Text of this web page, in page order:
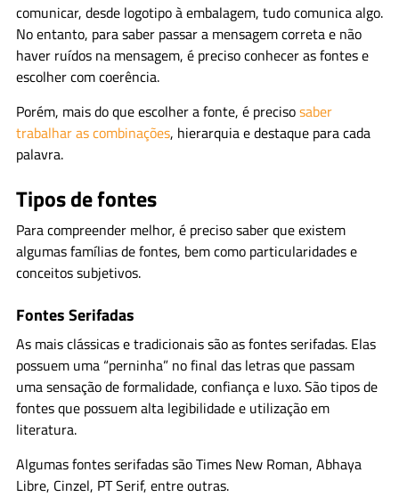
comunicar, desde logotipo à embalagem, tudo comunica algo.
No entanto, para saber passar a mensagem correta e não
haver ruídos na mensagem, é preciso conhecer as fontes e
escolher com coerência.
Porém, mais do que escolher a fonte, é precisosaber
trabalhar as combinações, hierarquia e destaque para cada
palavra.
Tipos de fontes
Para compreender melhor, é preciso saber que existem
algumas famílias de fontes, bem como particularidades e
conceitos subjetivos.
Fontes Serifadas
As mais clássicas e tradicionais são as fontes serifadas. Elas
possuem uma “perninha” no final das letras que passam
uma sensação de formalidade, confiança e luxo. São tipos de
fontes que possuem alta legibilidade e utilização em
literatura.
Algumas fontes serifadas são Times New Roman, Abhaya
Libre, Cinzel, PT Serif, entre outras.